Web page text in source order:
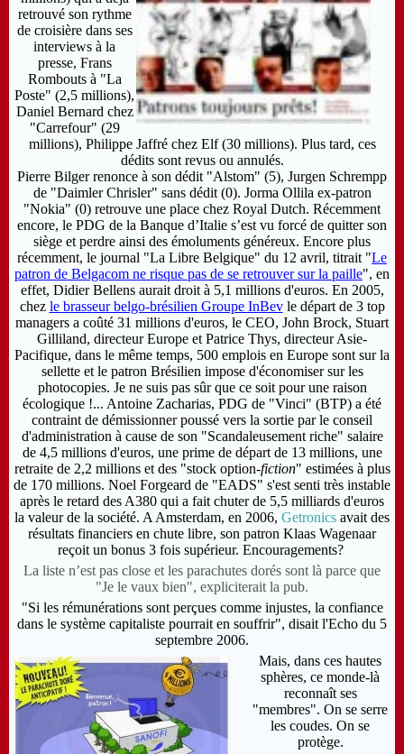
retrouvé son rythme
de croisière dans ses
interviews à la
presse, Frans
Rombouts à "La
Poste" (2,5 millions),
Daniel Bernard chez
"Carrefour" (29
millions), Philippe Jaffré chez Elf (30 millions). Plus tard, ces
dédits sont revus ou annulés.
Pierre Bilger renonce à son dédit "Alstom" (5), Jurgen Schrempp
de "Daimler Chrisler" sans dédit (0). Jorma Ollila ex-patron
"Nokia" (0) retrouve une place chez Royal Dutch. Récemment
encore, le PDG de la Banque d’Italie s’est vu forcé de quitter son
siège et perdre ainsi des émoluments généreux. Encore plus
récemment, le journal "La Libre Belgique" du 12 avril, titrait "Le
patron de Belgacom ne risque pas de se retrouver sur la paille", en
effet, Didier Bellens aurait droit à 5,1 millions d'euros. En 2005,
chez le brasseur belgo-brésilien Groupe InBev le départ de 3 top
managers a coûté 31 millions d'euros, le CEO, John Brock, Stuart
Gilliland, directeur Europe et Patrice Thys, directeur Asie-
Pacifique, dans le même temps, 500 emplois en Europe sont sur la
sellette et le patron Brésilien impose d'économiser sur les
photocopies. Je ne suis pas sûr que ce soit pour une raison
écologique !... Antoine Zacharias, PDG de "Vinci" (BTP) a été
contraint de démissionner poussé vers la sortie par le conseil
d'administration à cause de son "Scandaleusement riche" salaire
de 4,5 millions d'euros, une prime de départ de 13 millions, une
retraite de 2,2 millions et des "stock option-fiction" estimées à plus
de 170 millions. Noel Forgeard de "EADS" s'est senti très instable
après le retard des A380 qui a fait chuter de 5,5 milliards d'euros
la valeur de la société. A Amsterdam, en 2006, Getronics avait des
résultats financiers en chute libre, son patron Klaas Wagenaar
reçoit un bonus 3 fois supérieur. Encouragements?
La liste n’est pas close et les parachutes dorés sont là parce que
"Je le vaux bien", expliciterait la pub.
"Si les rémunérations sont perçues comme injustes, la confiance
dans le système capitaliste pourrait en souffrir", disait l'Echo du 5
septembre 2006.
Mais, dans ces hautes
sphères, ce monde-là
reconnaît ses
"membres". On se serre
les coudes. On se
protège.